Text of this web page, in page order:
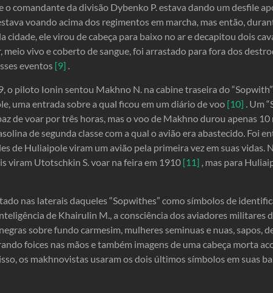
o comandante da divisão Dybenko P. estava dando um desfile
voando acima dos regimentos em marcha, mas então,
cidade, ele virou de cabeça para baixo no ar e decapitou dois
meio vivo e coberto de sangue, foi arrastado para fora dos
eventos [9]
o piloto Ionin sentou Makhno N. na cabine traseira do
uma entrada sobre a qual ficou em um diário de voo [10] . Um
de voar por três horas, mas o voo de Makhno durou apenas
de segunda classe com a qual o avião era abastecido. Foi
de Huliaipole viram um avião pela primeira vez em suas vidas.
viram Utotschkin S. voar na feira em 1910 [11] , mas para
nas laterais daqueles “Sopwithes” como símbolos de
de Khairulin M., a consciência dos aviadores militares
sobre fundo carmesim, mulheres seminuas e nuas, sapos,
foices nas mãos e também imagens de uma cabeça morta
os makhnovistas usaram os dois últimos símbolos em suas